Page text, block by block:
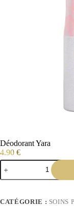
Déodorant Yara
4.90 €
CATÉGORIE : SOINS